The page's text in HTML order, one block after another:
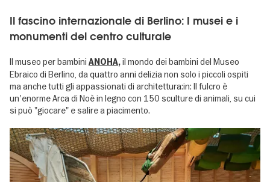
Il fascino internazionale di Berlino: I musei e i
monumenti del centro culturale
Il museo per bambini ANOHA,il mondo dei bambini del Museo
Ebraico di Berlino, da quattro anni delizia non solo i piccoli ospiti
ma anche tutti gli appassionati di architettura:in: Il fulcro è
un'enorme Arca di Noè in legno con 150 sculture di animali, su cui
si può "giocare" e salire a piacimento.